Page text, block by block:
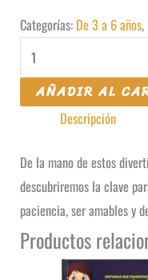
Categorías: De 3 a 6 años,
Con
cuidarme!
cantidad
AÑADIR AL
Descripción
De la mano de estos
descubriremos la clave
paciencia, ser amables y
Productos